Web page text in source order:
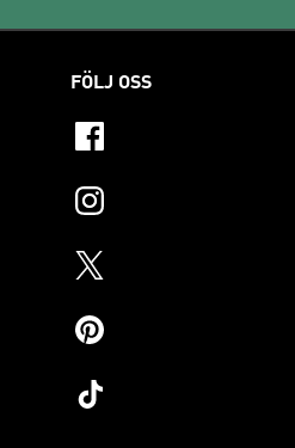
FÖLJ OSS